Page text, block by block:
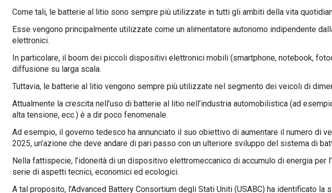
Come tali, le batterie al litio sono sempre più utilizzate in tutti gli ambiti della vita
Esse vengono principalmente utilizzate come un alimentatore autonomo indipendente
elettronici.
In particolare, il boom dei piccoli dispositivi elettronici mobili (smartphone, notebook,
diffusione su larga scala.
Tuttavia, le batterie al litio vengono sempre più utilizzate nel segmento dei veicoli di
Attualmente la crescita nell’uso di batterie al litio nell’industria automobilistica (ad
alta tensione, ecc.) è a dir poco fenomenale.
Ad esempio, il governo tedesco ha annunciato il suo obiettivo di aumentare il numero di
2025, un’azione che deve andare di pari passo con un ulteriore sviluppo del sistema di
Nella fattispecie, l’idoneità di un dispositivo elettromeccanico di accumulo di energia per
serie di aspetti tecnici, economici ed ecologici.
A tal proposito, l’Advanced Battery Consortium degli Stati Uniti (USABC) ha identificato